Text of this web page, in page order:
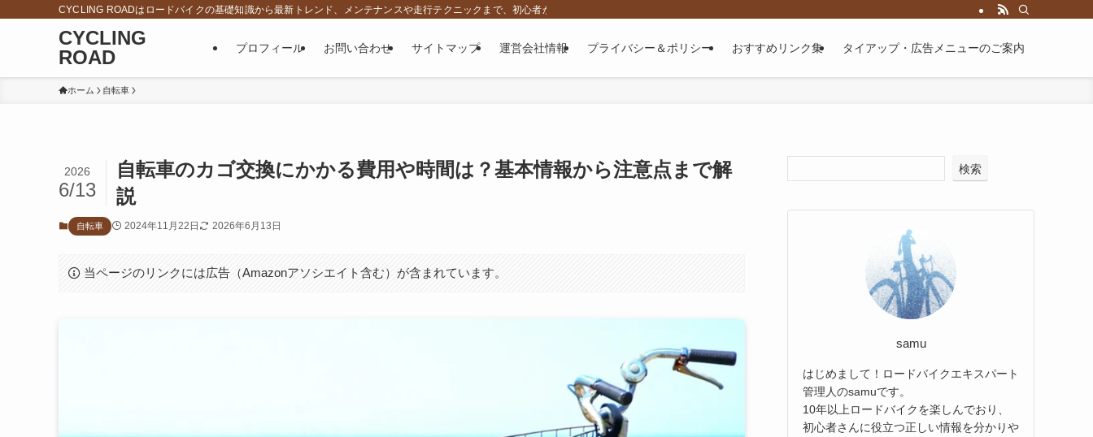
CYCLING ROADはロードバイクの基礎知識から最新トレンド、メンテナンスや走行テクニックまで、初心者から上級者に向けて役立つ専門情報をお届けするブログです。
CYCLING
ROAD
プロフィール お問い合わせ サイトマップ 運営会社情報 プライバシー＆ポリシー おすすめリンク集 タイアップ・広告メニューのご案内
ホーム 自転車
自転車のカゴ交換にかかる費用や時間は？基本情報から注意点まで解
説
2026
6/13
自転車 2024年11月22日 2026年6月13日
当ページのリンクには広告（Amazonアソシエイト含む）が含まれています。
検索
samu
はじめまして！ロードバイクエキスパート
管理人のsamuです。
10年以上ロードバイクを楽しんでおり、
初心者さんに役立つ正しい情報を分かりや